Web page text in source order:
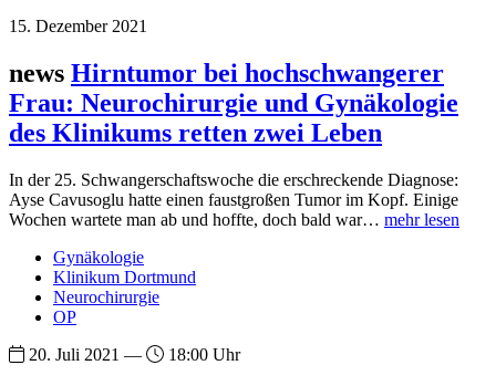
15. Dezember 2021
news Hirntumor bei hochschwangerer
Frau: Neurochirurgie und Gynäkologie
des Klinikums retten zwei Leben
In der 25. Schwangerschaftswoche die erschreckende Diagnose:
Ayse Cavusoglu hatte einen faustgroßen Tumor im Kopf. Einige
Wochen wartete man ab und hoffte, doch bald war… mehr lesen
Gynäkologie
Klinikum Dortmund
Neurochirurgie
OP
20. Juli 2021 —
18:00 Uhr